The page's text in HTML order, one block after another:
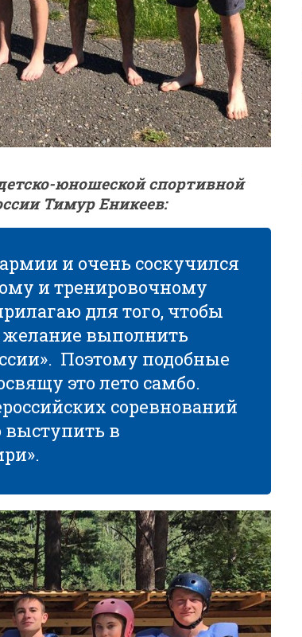
юношеской спортивной
Тимур Еникеев:
и очень соскучился
и тренировочному
для того, чтобы
желание выполнить
Поэтому подобные
это лето самбо.
соревнований
выступить в